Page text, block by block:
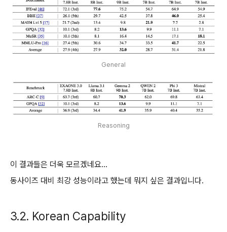
General
Reasoning
이 결과들은 더욱 모르겠네요...
동사이즈 대비 최강 성능이라고 했는데 뭐지 싶은 결과입니다.
3.2. Korean Capability